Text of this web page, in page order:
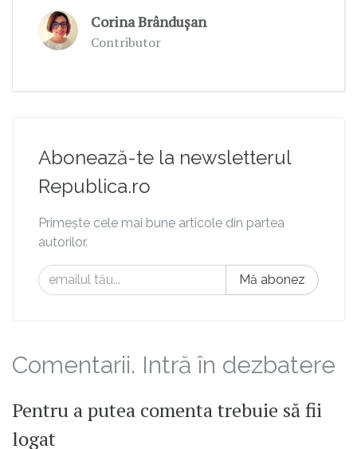
Corina Brândușan
Contributor
Abonează-te la newsletterul
Republica.ro
Primește cele mai bune articole din partea
autorilor.
Mă abonez
Comentarii. Intră în dezbatere
Pentru a putea comenta trebuie să fii
logat